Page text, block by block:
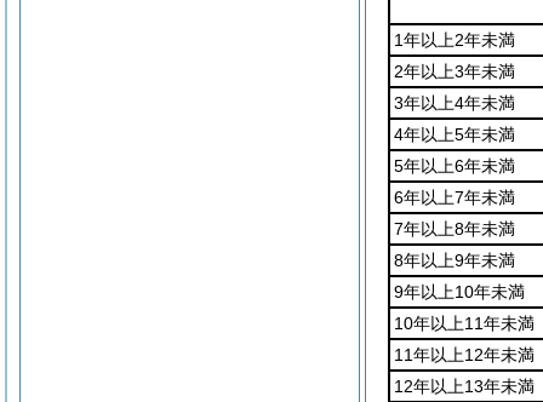
1年以上2年未満
2年以上3年未満
3年以上4年未満
4年以上5年未満
5年以上6年未満
6年以上7年未満
7年以上8年未満
8年以上9年未満
9年以上10年未満
10年以上11年未満
11年以上12年未満
12年以上13年未満